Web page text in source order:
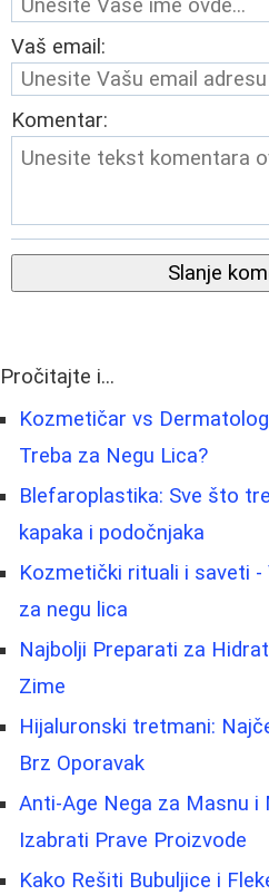
Vaš email:
Komentar:
Slanje
Pročitajte i...
Kozmetičar vs
Treba za Negu Lica?
Blefaroplastika: Sve što
kapaka i podočnjaka
Kozmetički rituali i saveti
za negu lica
Najbolji Preparati za
Zime
Hijaluronski tretmani:
Brz Oporavak
Anti-Age Nega za Masnu i
Izabrati Prave Proizvode
Kako Rešiti Bubuljice i